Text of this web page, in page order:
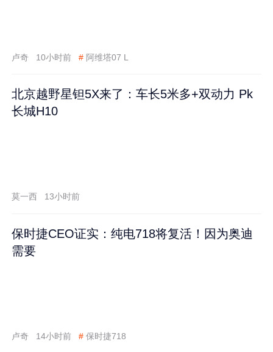
卢奇 10小时前 # 阿维塔07 L
北京越野星钽5X来了：车长5米多+双动力 Pk
长城H10
莫一西 13小时前
保时捷CEO证实：纯电718将复活！因为奥迪
需要
卢奇 14小时前 # 保时捷718